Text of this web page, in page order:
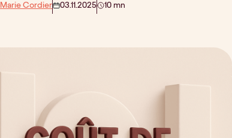
Cordier 03.11.2025 10 mn